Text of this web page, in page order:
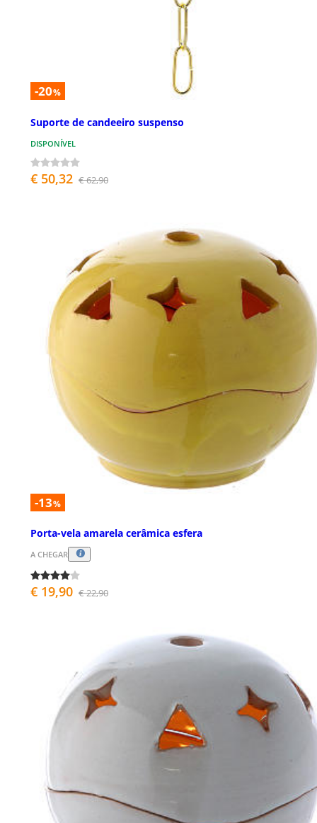
-20%
Suporte de candeeiro suspenso
DISPONÍVEL
€ 50,32 € 62,90
-13%
Porta-vela amarela cerâmica esfera
A CHEGAR
€ 19,90 € 22,90